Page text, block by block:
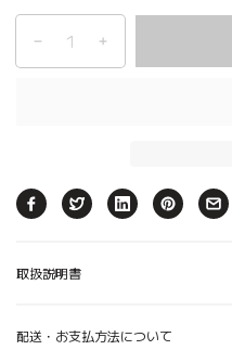
取扱説明書
配送・お支払方法について